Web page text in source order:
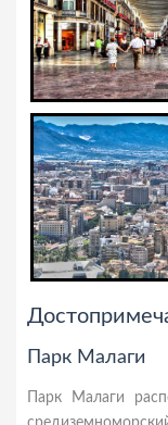
Парк Малаги
Парк Малаги